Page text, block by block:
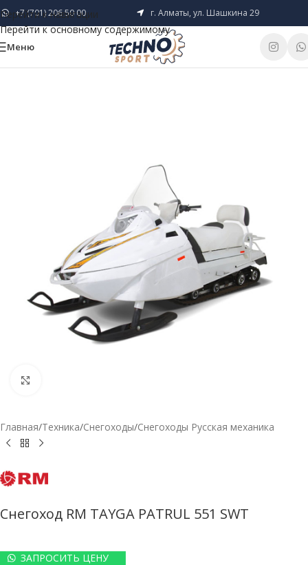
Перейти к навигации
Перейти к основному содержимому
+7 (701) 206 50 00 г. Алматы, ул. Шашкина 29
Меню
Главная/Техника/Снегоходы/Снегоходы Русская механика
Снегоход RM TAYGA PATRUL 551 SWT
ЗАПРОСИТЬ ЦЕНУ